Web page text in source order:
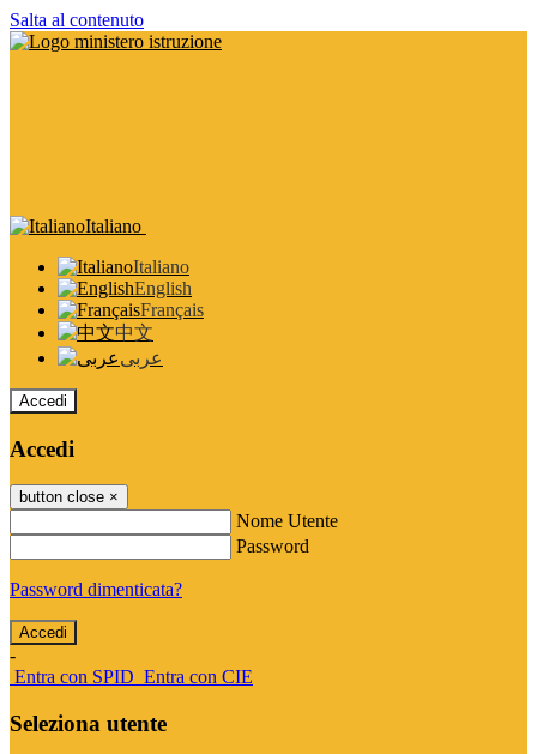
Salta al contenuto
Italiano
Italiano
English
Français
中文
عربى
Accedi
Accedi
button close ×
Nome Utente
Password
Password dimenticata?
-
Entra con SPID Entra con CIE
Seleziona utente